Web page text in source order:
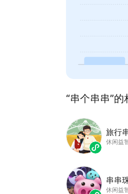
“串个串串”
旅行
休闲益
串串
休闲益